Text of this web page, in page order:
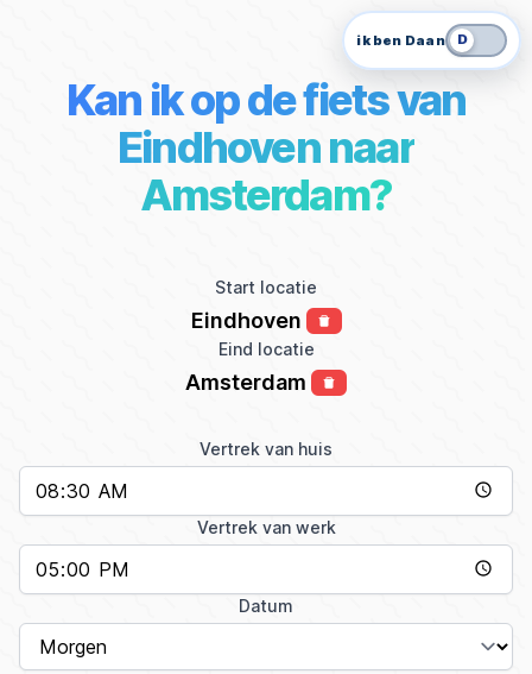
ik ben Daan D
Kan ik op de fiets van
Eindhoven naar
Amsterdam?
Start locatie
Eindhoven
Eind locatie
Amsterdam
Vertrek van huis
Vertrek van werk
Datum